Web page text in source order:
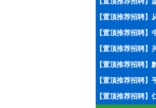
【置顶推荐招聘
【置顶推荐招聘
【置顶推荐招聘
【置顶推荐招聘
【置顶推荐招聘
【置顶推荐招聘